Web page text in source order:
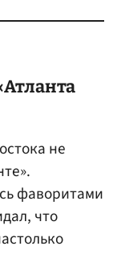
не
фаворитами
что